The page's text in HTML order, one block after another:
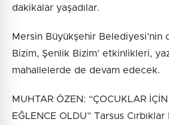
dakikalar yaşadılar.
Mersin Büyükşehir Belediyesi’nin
Bizim, Şenlik Bizim’ etkinlikleri,
mahallelerde de devam edecek.
MUHTAR ÖZEN: “ÇOCUKLAR
EĞLENCE OLDU” Tarsus